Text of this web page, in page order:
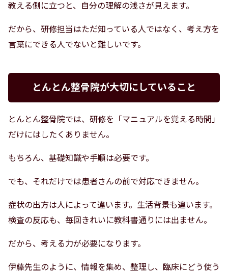
教える側に立つと、自分の理解の浅さが見えます。
だから、研修担当はただ知っている人ではなく、考え方を
言葉にできる人でないと難しいです。
とんとん整骨院が大切にしていること
とんとん整骨院では、研修を「マニュアルを覚える時間」
だけにはしたくありません。
もちろん、基礎知識や手順は必要です。
でも、それだけでは患者さんの前で対応できません。
症状の出方は人によって違います。生活背景も違います。
検査の反応も、毎回きれいに教科書通りには出ません。
だから、考える力が必要になります。
伊藤先生のように、情報を集め、整理し、臨床にどう使う